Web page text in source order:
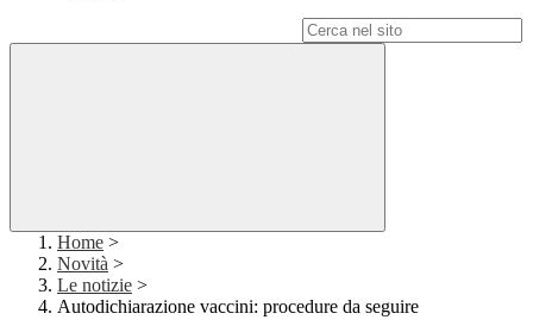
Home >
Novità >
Le notizie >
Autodichiarazione vaccini: procedure da seguire